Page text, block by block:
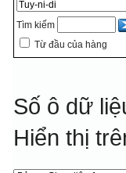
Tìm kiếm
Từ đầu của hàng
Số ô dữ
Hiển thị